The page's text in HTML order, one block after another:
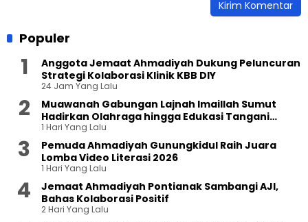
Populer
Anggota Jemaat Ahmadiyah Dukung Peluncuran
Strategi Kolaborasi Klinik KBB DIY
24 Jam Yang Lalu
Muawanah Gabungan Lajnah Imaillah Sumut
Hadirkan Olahraga hingga Edukasi Tangani
Sampah
1 Hari Yang Lalu
Pemuda Ahmadiyah Gunungkidul Raih Juara
Lomba Video Literasi 2026
1 Hari Yang Lalu
Jemaat Ahmadiyah Pontianak Sambangi AJI,
Bahas Kolaborasi Positif
2 Hari Yang Lalu